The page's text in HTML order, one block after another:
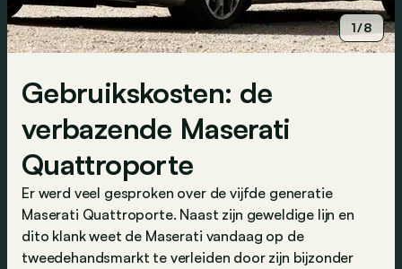
1/8
Gebruikskosten: de
verbazende Maserati
Quattroporte
Er werd veel gesproken over de vijfde generatie
Maserati Quattroporte. Naast zijn geweldige lijn en
dito klank weet de Maserati vandaag op de
tweedehandsmarkt te verleiden door zijn bijzonder